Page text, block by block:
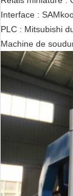
Interface :
PLC : Mitsubishi
Machine de